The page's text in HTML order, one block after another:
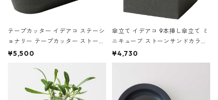
テープカッター イデアコ ステーシ
ョナリー テープカッター ストーン
サンドカラー 石調 ideaco Station
¥5,500
傘立て イデアコ 9本挿し傘立て ミ
ニキューブ ストーンサンドカラー
石調 ideaco Umbrella Stand CUB
E ストーンサンドブラック
¥4,730